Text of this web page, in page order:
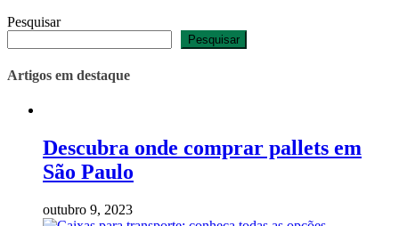
Pesquisar
Pesquisar
Artigos em destaque
Descubra onde comprar pallets em
São Paulo
outubro 9, 2023